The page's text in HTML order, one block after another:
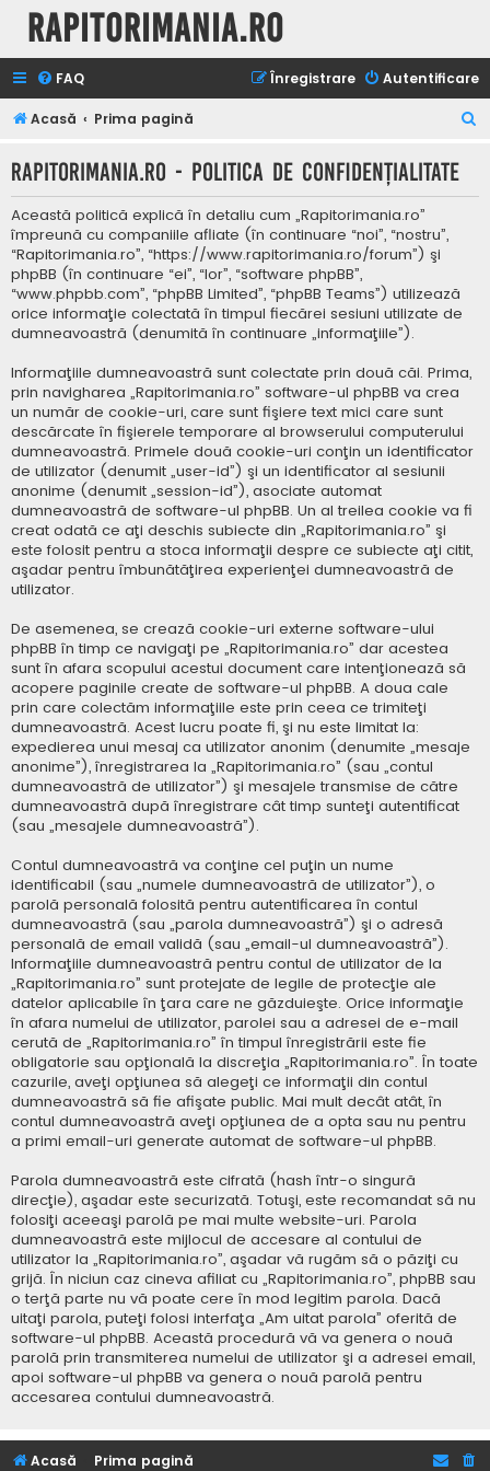
Rapitorimania.ro
FAQ Autentificare
Înregistrare
Acasă Prima pagină
t
Rapitorimania.ro - Politica de confidenţialitate
Această politică explică în detaliu cum „Rapitorimania.ro”
împreună cu companiile afliate (în continuare “noi”, “nostru”,
“Rapitorimania.ro”, “https://www.rapitorimania.ro/forum”) şi
phpBB (în continuare “ei”, “lor”, “software phpBB”,
“www.phpbb.com”, “phpBB Limited”, “phpBB Teams”) utilizează
orice informaţie colectată în timpul fiecărei sesiuni utilizate de
dumneavoastră (denumită în continuare „informaţiile”).
Informaţiile dumneavoastră sunt colectate prin două căi. Prima,
prin navigharea „Rapitorimania.ro” software-ul phpBB va crea
un număr de cookie-uri, care sunt fişiere text mici care sunt
descărcate în fişierele temporare al browserului computerului
dumneavoastră. Primele două cookie-uri conţin un identificator
de utilizator (denumit „user-id”) şi un identificator al sesiunii
anonime (denumit „session-id”), asociate automat
dumneavoastră de software-ul phpBB. Un al treilea cookie va fi
creat odată ce aţi deschis subiecte din „Rapitorimania.ro” şi
este folosit pentru a stoca informaţii despre ce subiecte aţi citit,
aşadar pentru îmbunătăţirea experienţei dumneavoastră de
utilizator.
De asemenea, se crează cookie-uri externe software-ului
phpBB în timp ce navigaţi pe „Rapitorimania.ro” dar acestea
sunt în afara scopului acestui document care intenţionează să
acopere paginile create de software-ul phpBB. A doua cale
prin care colectăm informaţiile este prin ceea ce trimiteţi
dumneavoastră. Acest lucru poate fi, şi nu este limitat la:
expedierea unui mesaj ca utilizator anonim (denumite „mesaje
anonime”), înregistrarea la „Rapitorimania.ro” (sau „contul
dumneavoastră de utilizator”) şi mesajele transmise de către
dumneavoastră după înregistrare cât timp sunteţi autentificat
(sau „mesajele dumneavoastră”).
Contul dumneavoastră va conţine cel puţin un nume
identificabil (sau „numele dumneavoastră de utilizator”), o
parolă personală folosită pentru autentificarea în contul
dumneavoastră (sau „parola dumneavoastră”) şi o adresă
personală de email validă (sau „email-ul dumneavoastră”).
Informaţiile dumneavoastră pentru contul de utilizator de la
„Rapitorimania.ro” sunt protejate de legile de protecţie ale
datelor aplicabile în ţara care ne găzduieşte. Orice informaţie
în afara numelui de utilizator, parolei sau a adresei de e-mail
cerută de „Rapitorimania.ro” în timpul înregistrării este fie
obligatorie sau opţională la discreţia „Rapitorimania.ro”. În toate
cazurile, aveţi opţiunea să alegeţi ce informaţii din contul
dumneavoastră să fie afişate public. Mai mult decât atât, în
contul dumneavoastră aveţi opţiunea de a opta sau nu pentru
a primi email-uri generate automat de software-ul phpBB.
Parola dumneavoastră este cifrată (hash într-o singură
direcţie), aşadar este securizată. Totuşi, este recomandat să nu
folosiţi aceeaşi parolă pe mai multe website-uri. Parola
dumneavoastră este mijlocul de accesare al contului de
utilizator la „Rapitorimania.ro”, aşadar vă rugăm să o păziţi cu
grijă. În niciun caz cineva afiliat cu „Rapitorimania.ro”, phpBB sau
o terţă parte nu vă poate cere în mod legitim parola. Dacă
uitaţi parola, puteţi folosi interfaţa „Am uitat parola” oferită de
software-ul phpBB. Această procedură vă va genera o nouă
parolă prin transmiterea numelui de utilizator şi a adresei email,
apoi software-ul phpBB va genera o nouă parolă pentru
accesarea contului dumneavoastră.
Acasă Prima pagină